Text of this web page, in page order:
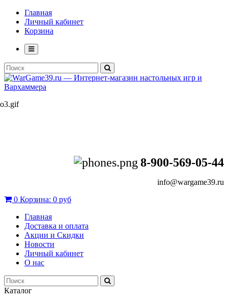
Главная
Личный кабинет
Корзина
8-900-569-05-44
info@wargame39.ru
0 Корзина: 0 руб
Главная
Доставка и оплата
Акции и Скидки
Новости
Личный кабинет
О нас
Каталог